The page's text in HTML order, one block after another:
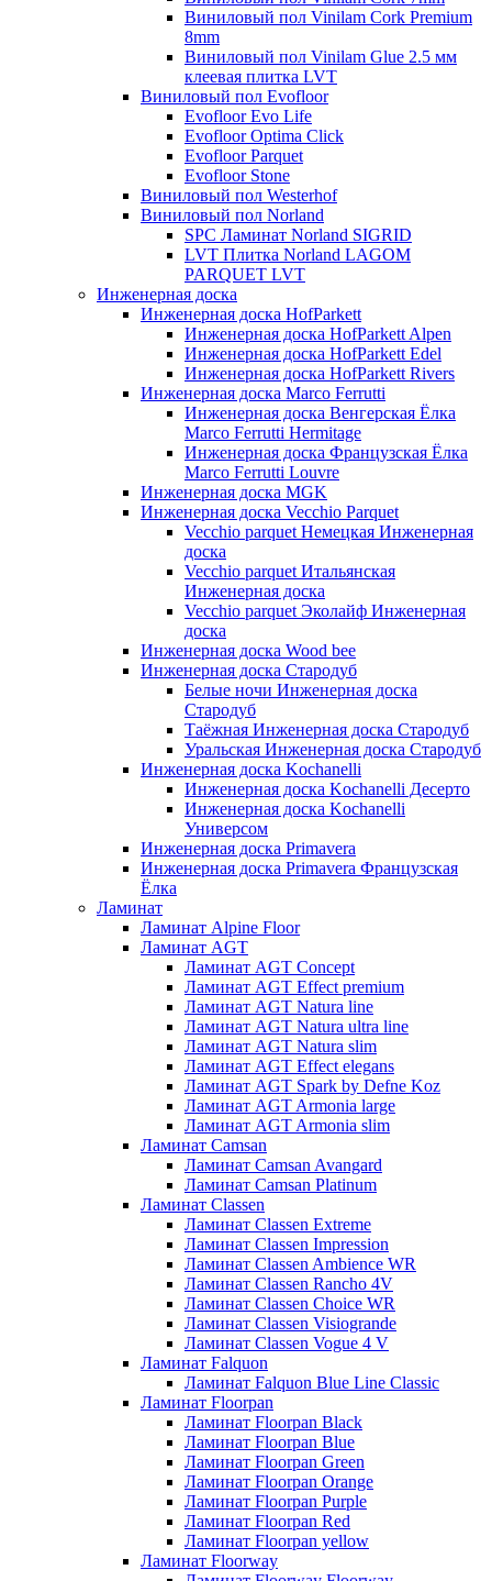
Виниловый пол Vinilam Cork Premium
8mm
Виниловый пол Vinilam Glue 2.5 мм
клеевая плитка LVT
Виниловый пол Evofloor
Evofloor Evo Life
Evofloor Optima Click
Evofloor Parquet
Evofloor Stone
Виниловый пол Westerhof
Виниловый пол Norland
SPC Ламинат Norland SIGRID
LVT Плитка Norland LAGOM
PARQUET LVT
Инженерная доска
Инженерная доска HofParkett
Инженерная доска HofParkett Alpen
Инженерная доска HofParkett Edel
Инженерная доска HofParkett Rivers
Инженерная доска Marco Ferrutti
Инженерная доска Венгерская Ёлка
Marco Ferrutti Hermitage
Инженерная доска Французская Ёлка
Marco Ferrutti Louvre
Инженерная доска MGK
Инженерная доска Vecchio Parquet
Vecchio parquet Немецкая Инженерная
доска
Vecchio parquet Итальянская
Инженерная доска
Vecchio parquet Эколайф Инженерная
доска
Инженерная доска Wood bee
Инженерная доска Стародуб
Белые ночи Инженерная доска
Стародуб
Таёжная Инженерная доска Стародуб
Уральская Инженерная доска Стародуб
Инженерная доска Kochanelli
Инженерная доска Kochanelli Десерто
Инженерная доска Kochanelli
Универсом
Инженерная доска Primavera
Инженерная доска Primavera Французская
Ёлка
Ламинат
Ламинат Alpine Floor
Ламинат AGT
Ламинат AGT Concept
Ламинат AGT Effect premium
Ламинат AGT Natura line
Ламинат AGT Natura ultra line
Ламинат AGT Natura slim
Ламинат AGT Effect elegans
Ламинат AGT Spark by Defne Koz
Ламинат AGT Armonia large
Ламинат AGT Armonia slim
Ламинат Camsan
Ламинат Camsan Avangard
Ламинат Camsan Platinum
Ламинат Classen
Ламинат Classen Extreme
Ламинат Classen Impression
Ламинат Classen Ambience WR
Ламинат Classen Rancho 4V
Ламинат Classen Choice WR
Ламинат Classen Visiogrande
Ламинат Classen Vogue 4 V
Ламинат Falquon
Ламинат Falquon Blue Line Classic
Ламинат Floorpan
Ламинат Floorpan Black
Ламинат Floorpan Blue
Ламинат Floorpan Green
Ламинат Floorpan Orange
Ламинат Floorpan Purple
Ламинат Floorpan Red
Ламинат Floorpan yellow
Ламинат Floorway